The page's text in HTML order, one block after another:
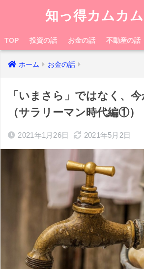
知っ得カムカ
TOP 投資の話 お金の話 不動産の話
ホーム お金の話
「いまさら」ではなく、
（サラリーマン時代編①）
2021年1月26日 2021年5月2日